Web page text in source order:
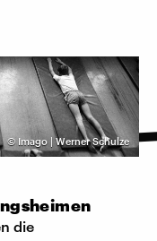
© Imago | Werner Schulze
die